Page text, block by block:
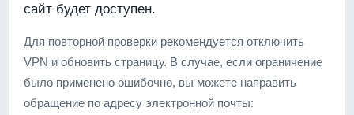
сайт будет доступен.
Для повторной проверки рекомендуется отключить
VPN и обновить страницу. В случае, если ограничение
было применено ошибочно, вы можете направить
обращение по адресу электронной почты: